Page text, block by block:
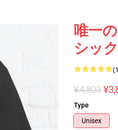
唯一
シッ
¥4,803
Type
Unisex